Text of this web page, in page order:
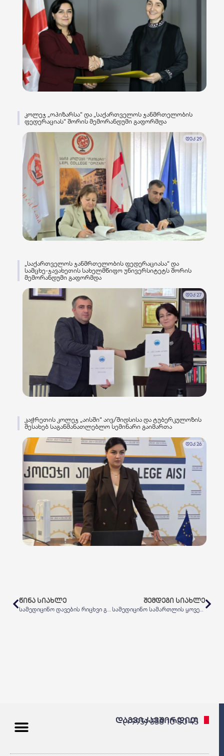
კოლეჯ „ოპიზარსა“ და „საქართველოს ჯანმრთელობის
ფედერაციას“ შორის მემორანდუმი გაფორმდა
დეკ 29
„საქართველოს ჯანმრთელობის ფედერაციასა“ და
სამცხე-ჯავახეთის სახელმწიფო უნივერსიტეტს შორის
მემორანდუმი გაფორმდა
დეკ 27
კაჭრეთის კოლეჯ „აისში“ აივ/შიდსისა და ტუბერკულოზის
შესახებ საგანმანათლებლო სემინარი გაიმართა
დეკ 26
ᲬᲘᲜᲐ ᲡᲘᲐᲮᲚᲔ
სამედიცინო დავების რიცხვი გაიზარდა – რაზე უჩივიან პაციენტები კლინიკებს?
ᲨᲔᲛᲓᲔᲒᲘ ᲡᲘᲐᲮᲚᲔ
სამედიცინო სამართლის ყოველწლიური კონგრესი 2024
დაგვიკავშირდით
(+995) 558 10 80 45